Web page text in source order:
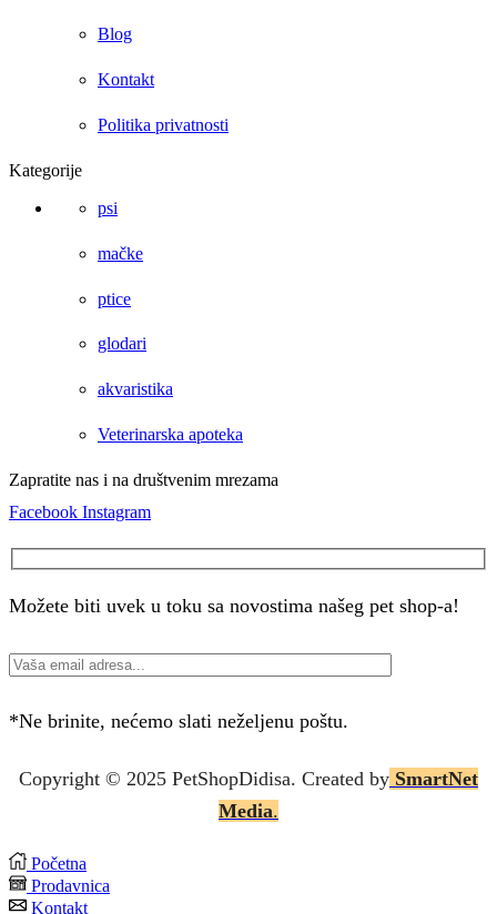
Blog
Kontakt
Politika privatnosti
Kategorije
psi
mačke
ptice
glodari
akvaristika
Veterinarska apoteka
Zapratite nas i na društvenim mrezama
Facebook Instagram
Možete biti uvek u toku sa novostima našeg pet shop-a!
*Ne brinite, nećemo slati neželjenu poštu.
Copyright © 2025 PetShopDidisa. Created by SmartNet
Media.
Početna
Prodavnica
Kontakt